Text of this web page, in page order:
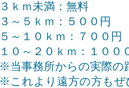
３ｋｍ未満：無料
３～５ｋｍ：５００円
５～１０ｋｍ：７００円
１０～２０ｋｍ：１００
※当事務所からの実際の
​※これより遠方の方もぜ